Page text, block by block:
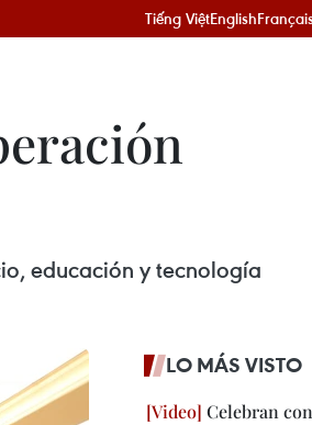
Tiếng ViệtEnglish
educación y tecnología
LO MÁS VISTO
Celebran